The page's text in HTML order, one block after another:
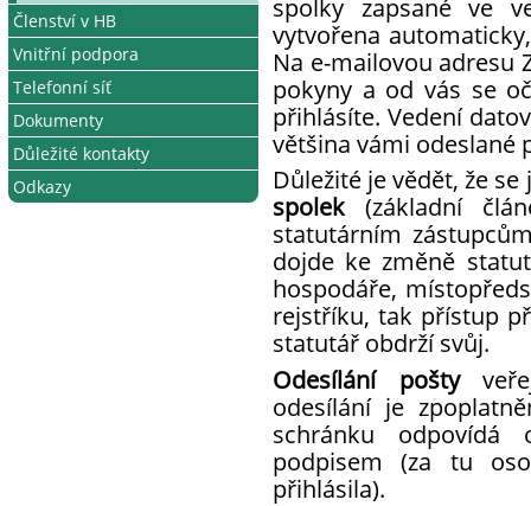
Pojištění na akcích
Materiál na akce
Propagace
Mentorský program
Odborní konzultanti
Členství v HB
Jak se stát členem
Jak získat nové členy
Členské výhody
Práva a povinnosti člena
Jak se zapojit
Vnitřní podpora
Březové lístky
Výroční ceny HB
Cena Brontosaura
Telefonní síť
Jak se připojit
Podmínky připojení
Telefonní seznam
Dokumenty
Vnitřní předpisy
Stanovy
Důležité kontakty
Odkazy
spolky zapsané ve
vytvořena
Na e-mailovou adresu
pokyny a od vás se
přihlásíte. Vedení
většina vámi odeslané
Důležité je vědět, že
spolek(základní
statutárním
dojde ke změně
hospodáře,
rejstříku, tak přístup
statutář obdrží svůj.
Odesílání pošty
odesílání je
schránku odpovídá
podpisem (za tu
přihlásila).